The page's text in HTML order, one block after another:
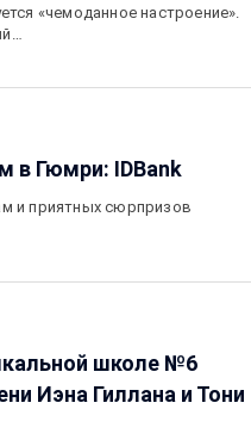
«чемоданное настроение».
в Гюмри: IDBank
и приятных сюрпризов
школе №6
Иэна Гиллана и Тони